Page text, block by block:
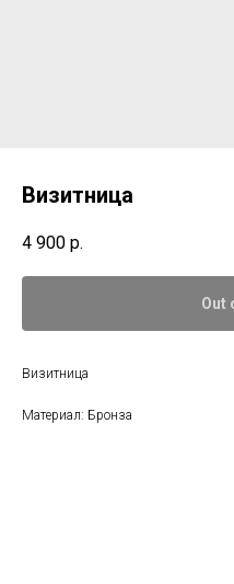
Визитница
4 900 р.
Out
Визитница
Материал: Бронза